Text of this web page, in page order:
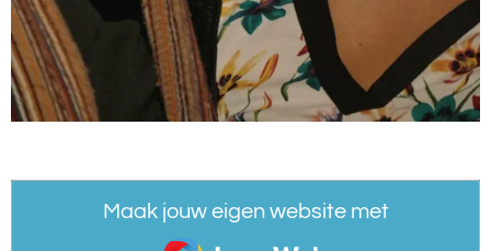
Maak jouw eigen website met
JouwWeb